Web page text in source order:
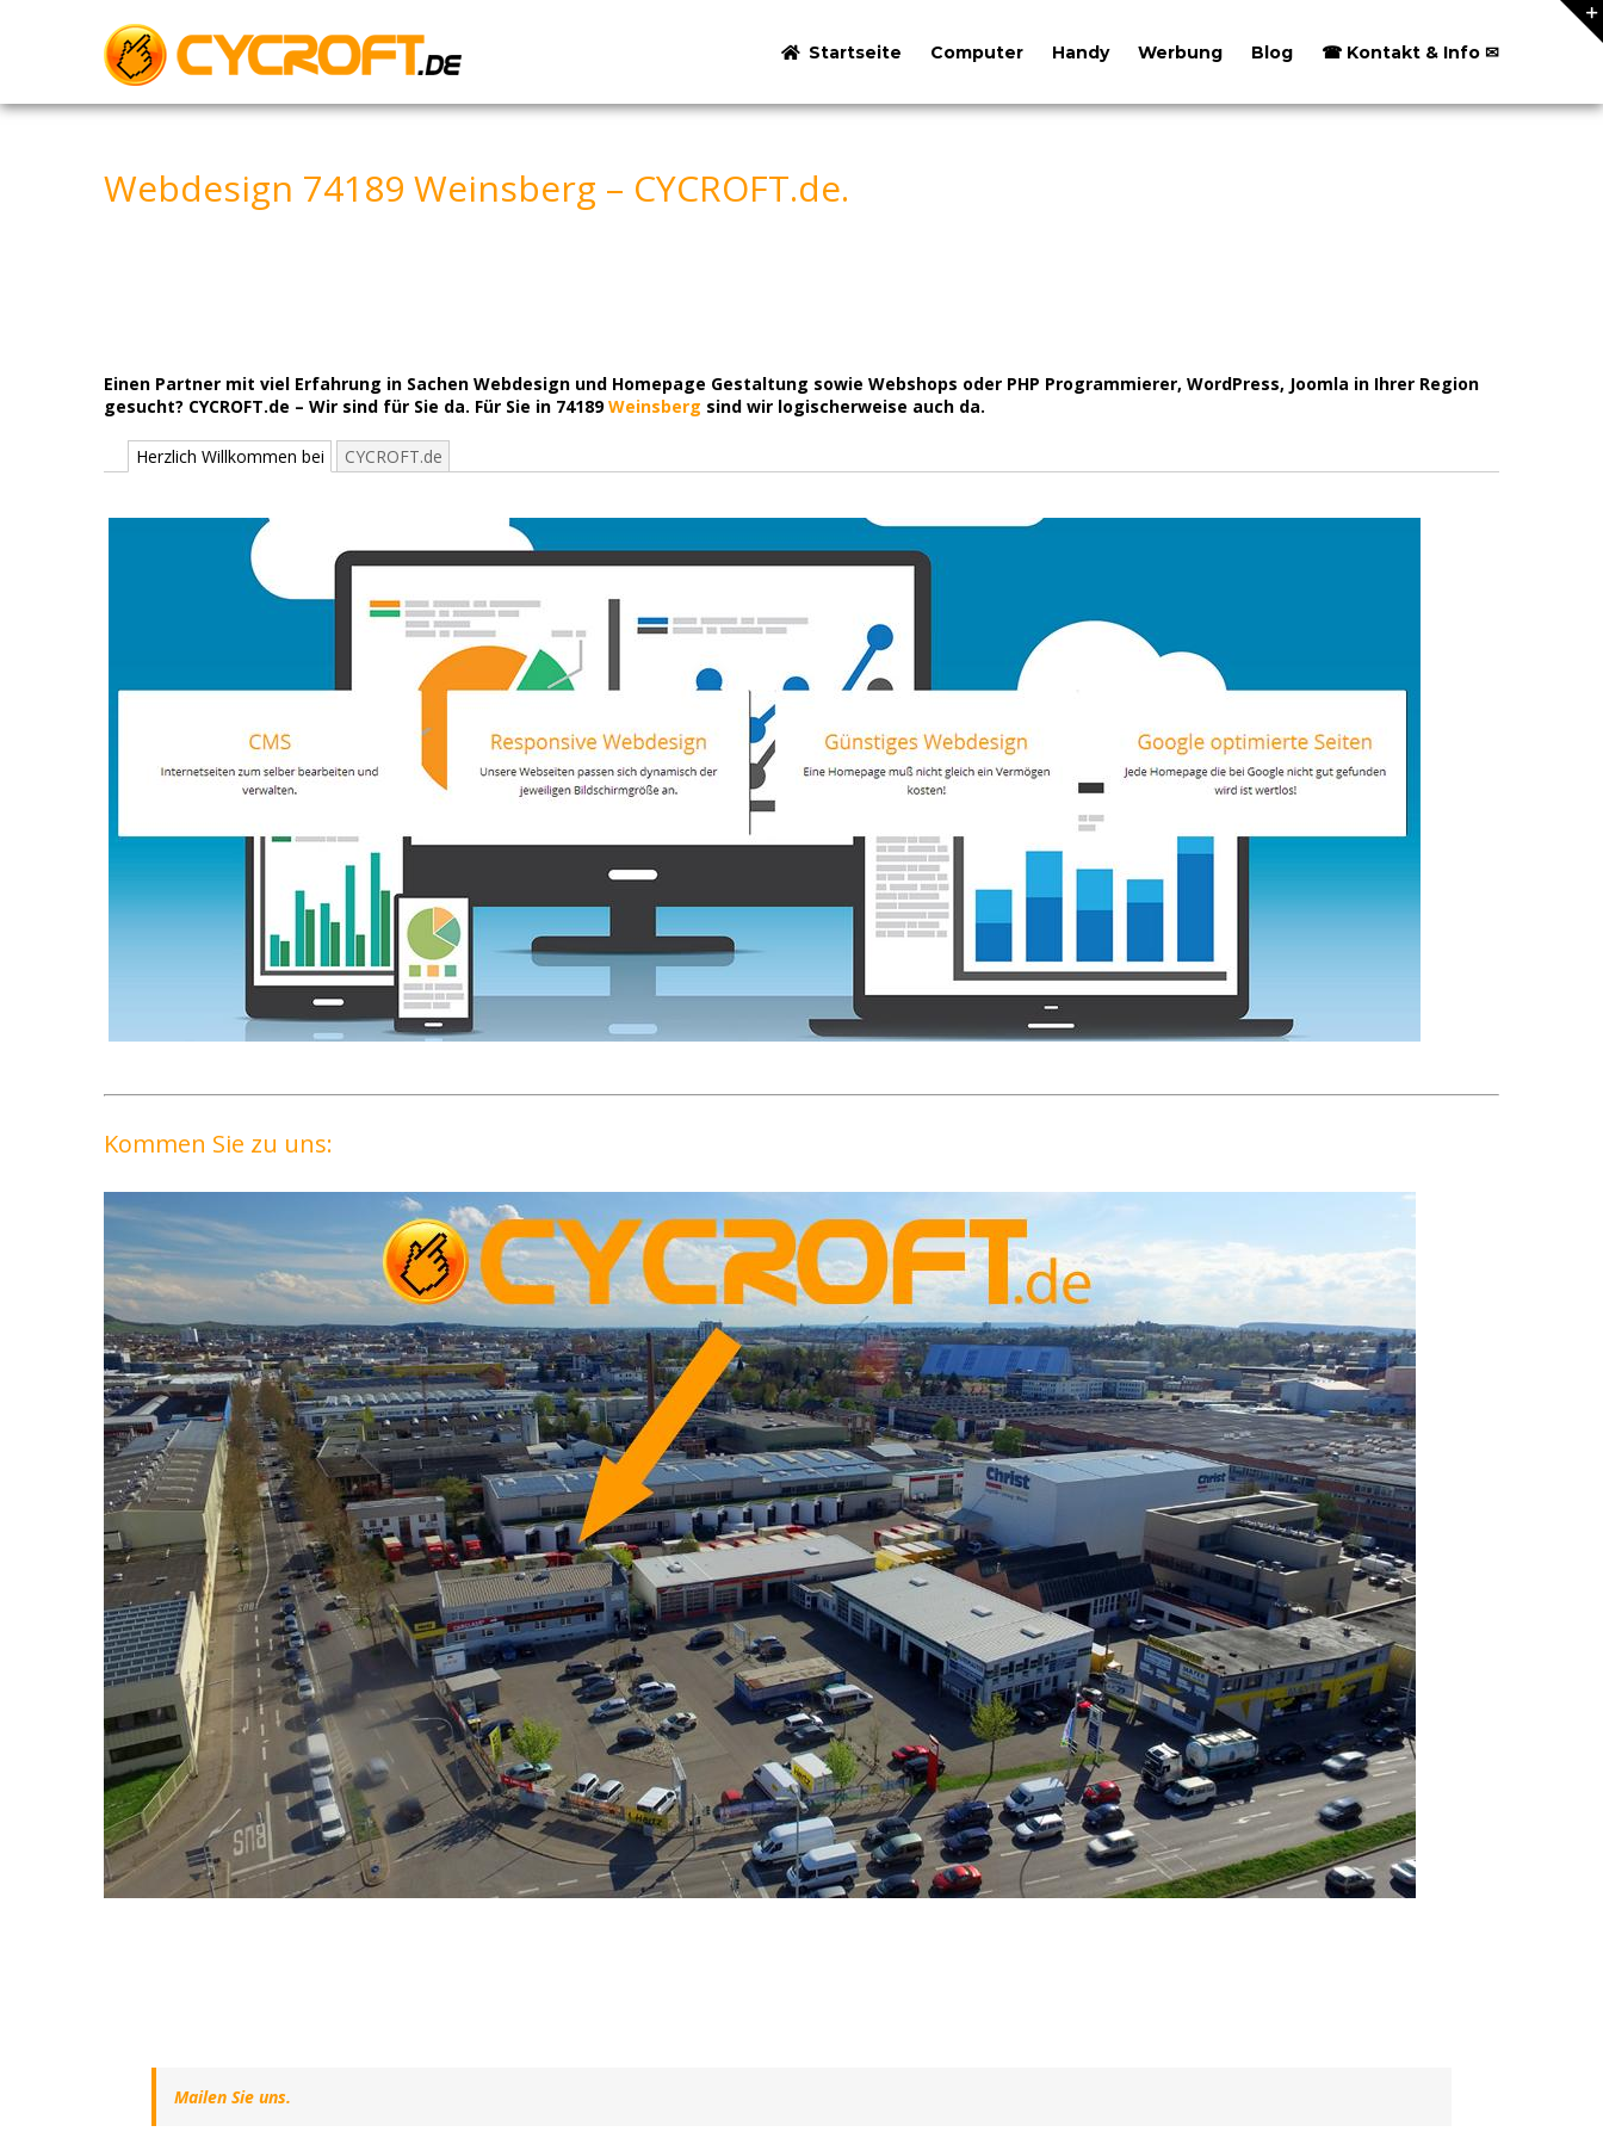
Startseite Computer Handy Werbung Blog ☎ Kontakt & Info ✉
Webdesign 74189 Weinsberg – CYCROFT.de.
Einen Partner mit viel Erfahrung in Sachen Webdesign und Homepage Gestaltung sowie Webshops oder PHP Programmierer, WordPress, Joomla in Ihrer Region
gesucht? CYCROFT.de – Wir sind für Sie da. Für Sie in 74189Weinsberg sind wir logischerweise auch da.
Herzlich Willkommen bei CYCROFT.de
Kommen Sie zu uns:
Mailen Sie uns.